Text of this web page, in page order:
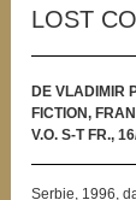
LOST
DE VLADIMIR
FICTION,
V.O. S-T FR.,
Serbie, 1996,